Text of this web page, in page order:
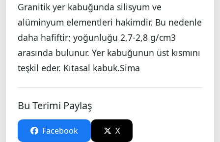
Granitik yer kabuğunda silisyum ve
alüminyum elementleri hakimdir. Bu nedenle
daha hafiftir; yoğunluğu 2,7-2,8 g/cm3
arasında bulunur. Yer kabuğunun üst kısmını
teşkil eder. Kıtasal kabuk.Sima
Bu Terimi Paylaş
Facebook X